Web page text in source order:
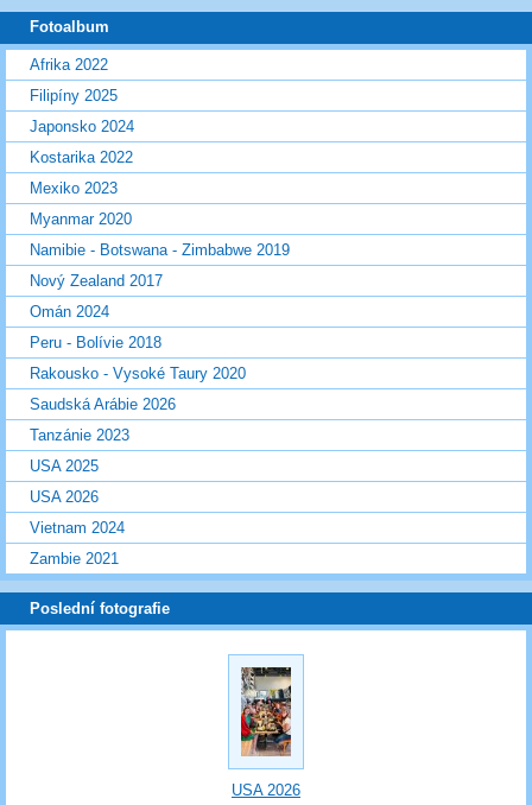
Fotoalbum
Afrika 2022
Filipíny 2025
Japonsko 2024
Kostarika 2022
Mexiko 2023
Myanmar 2020
Namibie - Botswana - Zimbabwe 2019
Nový Zealand 2017
Omán 2024
Peru - Bolívie 2018
Rakousko - Vysoké Taury 2020
Saudská Arábie 2026
Tanzánie 2023
USA 2025
USA 2026
Vietnam 2024
Zambie 2021
Poslední fotografie
USA 2026